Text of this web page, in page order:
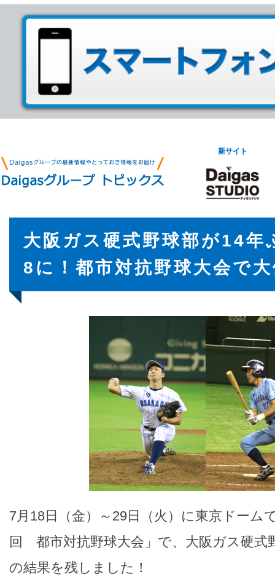
新サイト
大阪ガス硬式野球部が14年
8に！都市対抗野球大会で
7月18日（金）～29日（火）に東京ドーム
回 都市対抗野球大会」で、大阪ガス硬式
の結果を残しました！